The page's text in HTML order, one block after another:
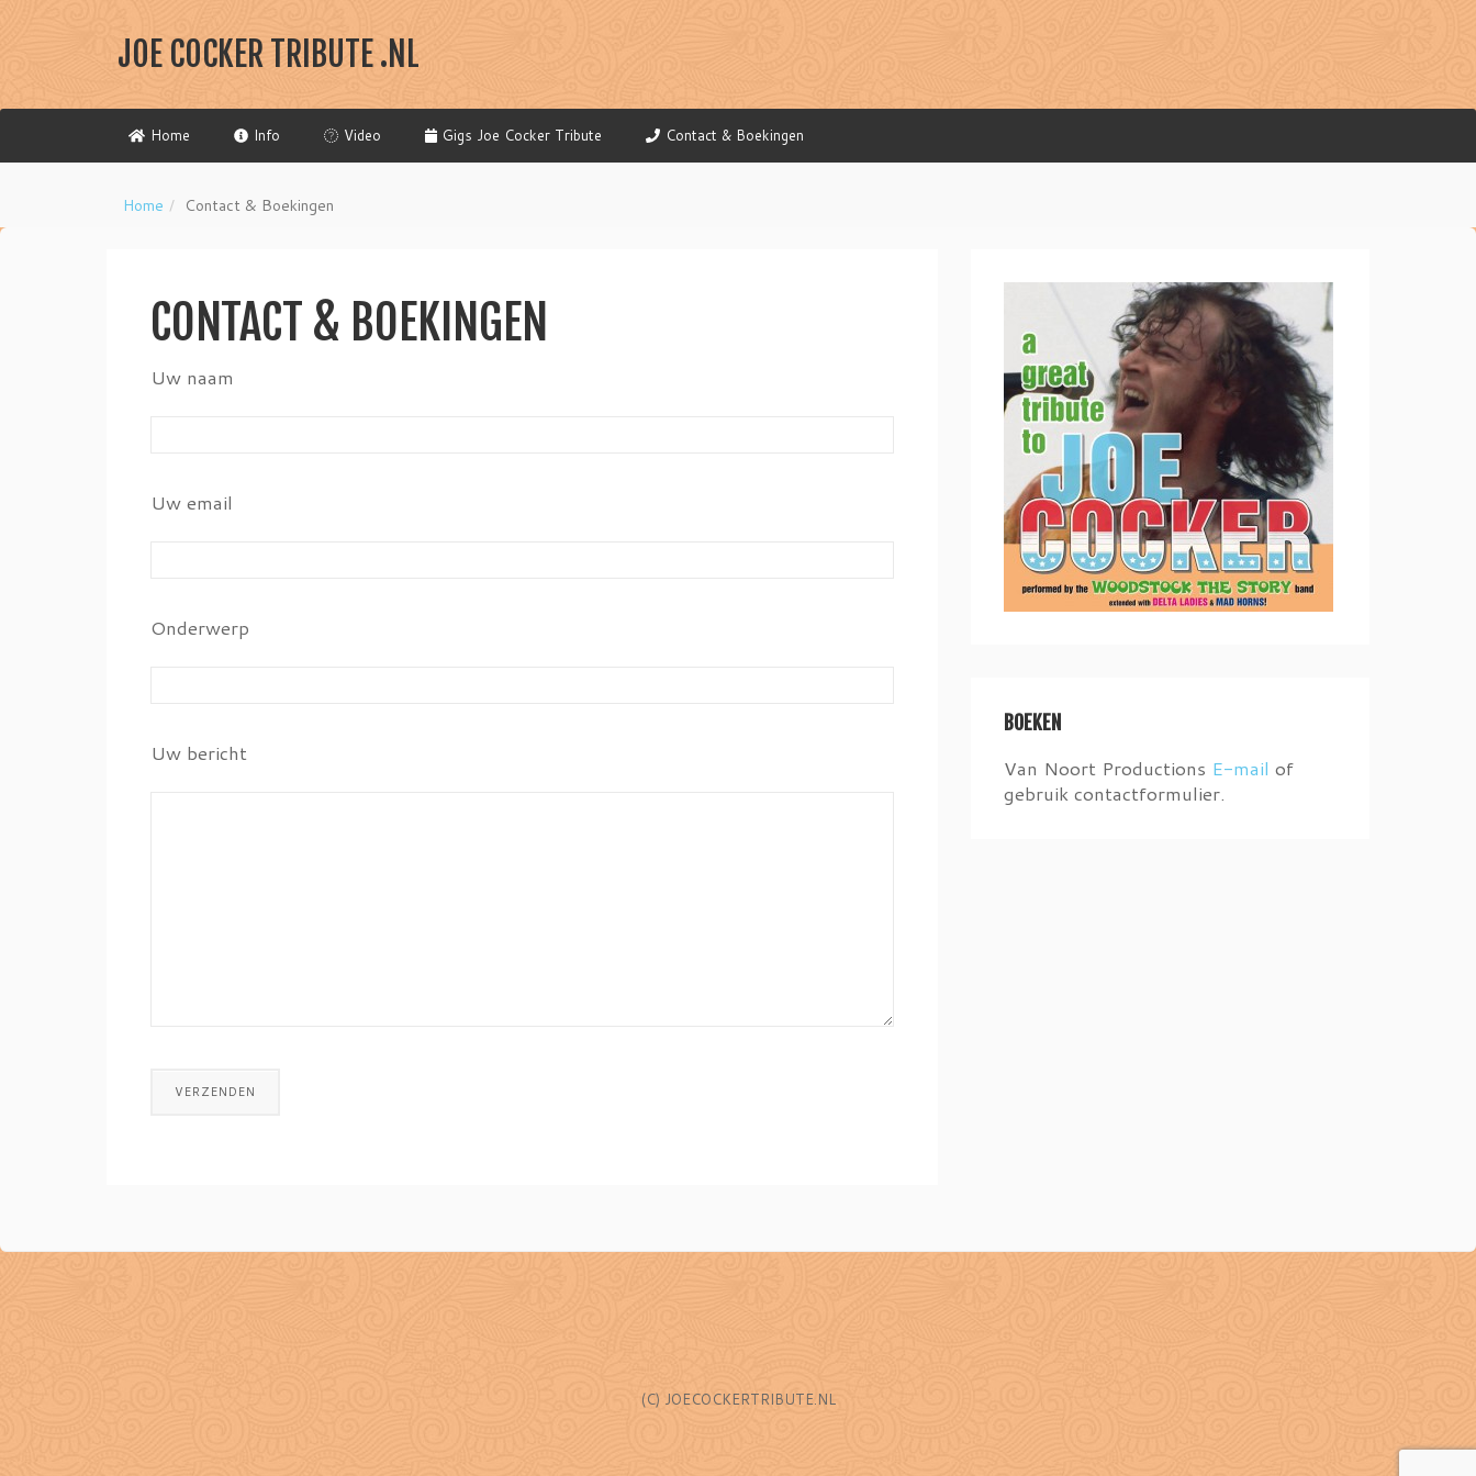
JOE COCKER TRIBUTE .NL
Home Info Video Gigs Joe Cocker Tribute Contact & Boekingen
Home Contact & Boekingen
CONTACT & BOEKINGEN
Uw naam
Uw email
Onderwerp
Uw bericht
BOEKEN
Van Noort Productions E-mail of
gebruik contactformulier.
(C) JOECOCKERTRIBUTE.NL